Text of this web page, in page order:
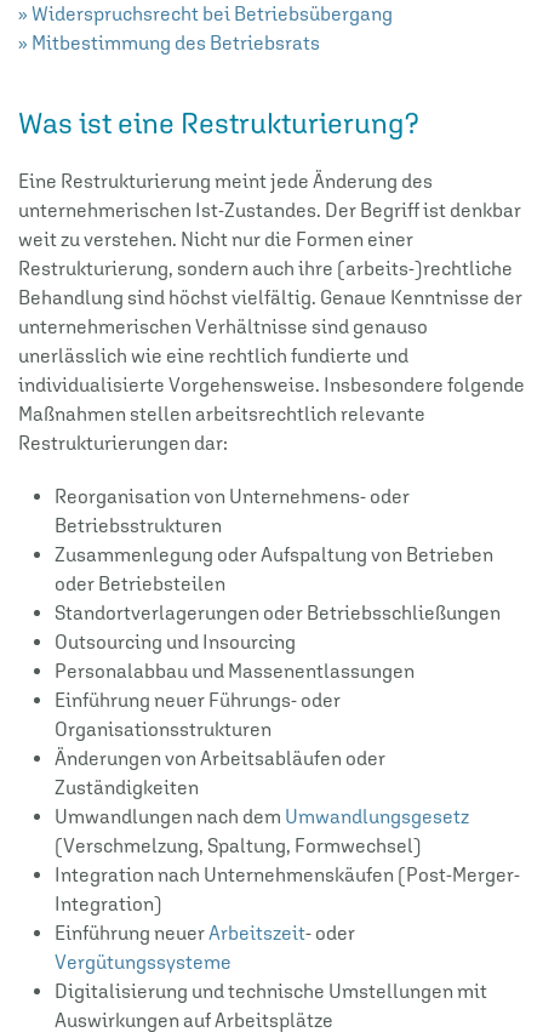
» Widerspruchsrecht bei Betriebsübergang
» Mitbestimmung des Betriebsrats
Was ist eine Restrukturierung?
Eine Restrukturierung meint jede Änderung des
unternehmerischen Ist-Zustandes. Der Begriff ist denkbar
weit zu verstehen. Nicht nur die Formen einer
Restrukturierung, sondern auch ihre (arbeits-)rechtliche
Behandlung sind höchst vielfältig. Genaue Kenntnisse der
unternehmerischen Verhältnisse sind genauso
unerlässlich wie eine rechtlich fundierte und
individualisierte Vorgehensweise. Insbesondere folgende
Maßnahmen stellen arbeitsrechtlich relevante
Restrukturierungen dar:
Reorganisation von Unternehmens- oder
Betriebsstrukturen
Zusammenlegung oder Aufspaltung von Betrieben
oder Betriebsteilen
Standortverlagerungen oder Betriebsschließungen
Outsourcing und Insourcing
Personalabbau und Massenentlassungen
Einführung neuer Führungs- oder
Organisationsstrukturen
Änderungen von Arbeitsabläufen oder
Zuständigkeiten
Umwandlungen nach dem Umwandlungsgesetz
(Verschmelzung, Spaltung, Formwechsel)
Integration nach Unternehmenskäufen (Post-Merger-
Integration)
Einführung neuer Arbeitszeit- oder
Vergütungssysteme
Digitalisierung und technische Umstellungen mit
Auswirkungen auf Arbeitsplätze